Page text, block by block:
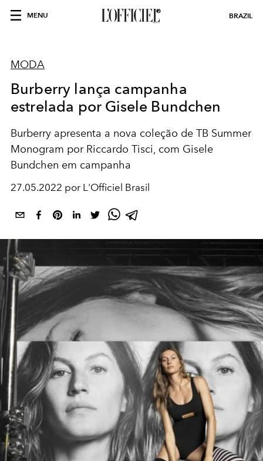
MENU BRAZIL
MODA
Burberry lança campanha
estrelada por Gisele Bundchen
Burberry apresenta a nova coleção de TB Summer
Monogram por Riccardo Tisci, com Gisele
Bundchen em campanha
27.05.2022 por L'Officiel Brasil